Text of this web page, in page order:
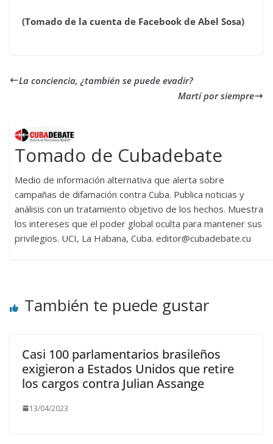
(Tomado de la cuenta de Facebook de Abel Sosa)
La conciencia, ¿también se puede evadir?
Martí por siempre
Tomado de Cubadebate
Medio de información alternativa que alerta sobre
campañas de difamación contra Cuba. Publica noticias y
análisis con un tratamiento objetivo de los hechos. Muestra
los intereses que el poder global oculta para mantener sus
privilegios. UCI, La Habana, Cuba. editor@cubadebate.cu
También te puede gustar
Casi 100 parlamentarios brasileños
exigieron a Estados Unidos que retire
los cargos contra Julian Assange
13/04/2023